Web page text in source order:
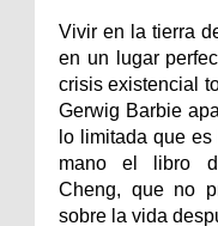
Vivir en la tierra
en un lugar
crisis existencial
Gerwig Barbie
lo limitada que
mano el libro
Cheng, que no
sobre la vida